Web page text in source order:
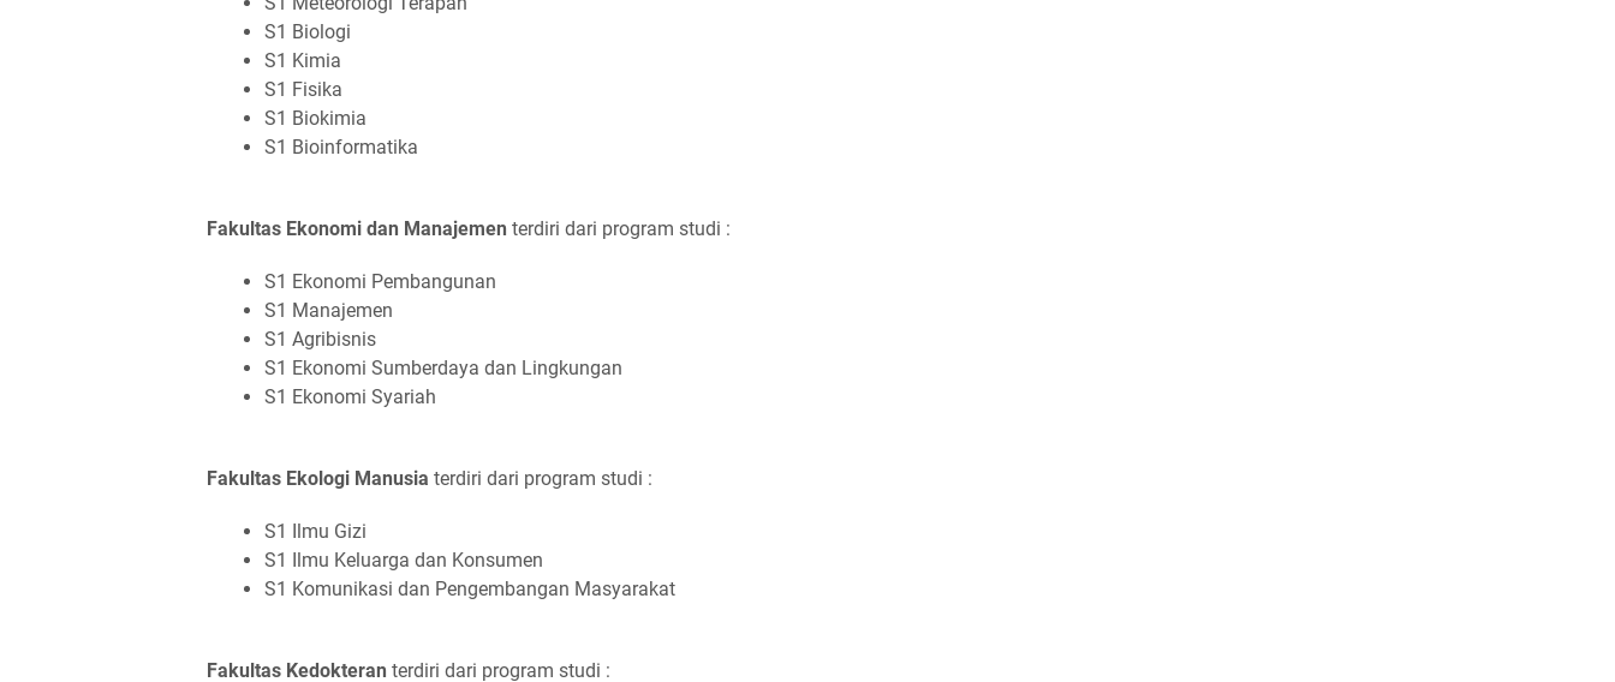
S1 Biologi
S1 Kimia
S1 Fisika
S1 Biokimia
S1 Bioinformatika
Fakultas Ekonomi dan Manajemen terdiri dari program studi :
S1 Ekonomi Pembangunan
S1 Manajemen
S1 Agribisnis
S1 Ekonomi Sumberdaya dan Lingkungan
S1 Ekonomi Syariah
Fakultas Ekologi Manusia terdiri dari program studi :
S1 Ilmu Gizi
S1 Ilmu Keluarga dan Konsumen
S1 Komunikasi dan Pengembangan Masyarakat
Fakultas Kedokteran terdiri dari program studi :